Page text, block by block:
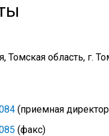
Томская область, г.
(приемная
(факс)